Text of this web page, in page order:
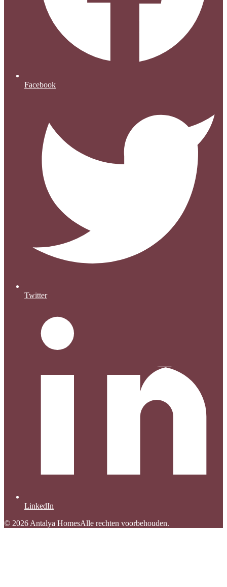
Facebook
Twitter
LinkedIn
© 2026 Antalya HomesAlle rechten voorbehouden.